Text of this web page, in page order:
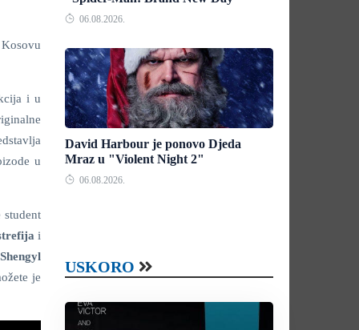
i u
u
i
Shengyl
je
06.08.2026.
David Harbour je ponovo Djeda
Mraz u "Violent Night 2"
06.08.2026.
USKORO